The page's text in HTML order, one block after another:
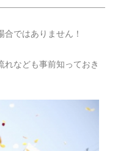
ではありません！
なども事前知っておき